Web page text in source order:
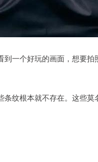
一个好玩的画面，想要
纹根本就不存在。这些